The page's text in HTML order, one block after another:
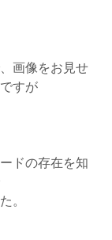
画像をお見せ
すが
ドの存在を知
。